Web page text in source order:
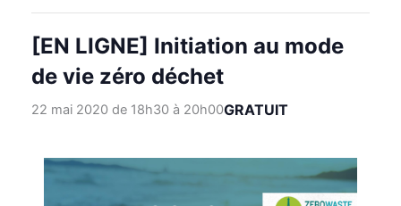
[EN LIGNE] Initiation au mode
de vie zéro déchet
22 mai 2020 de 18h30à 20h00GRATUIT